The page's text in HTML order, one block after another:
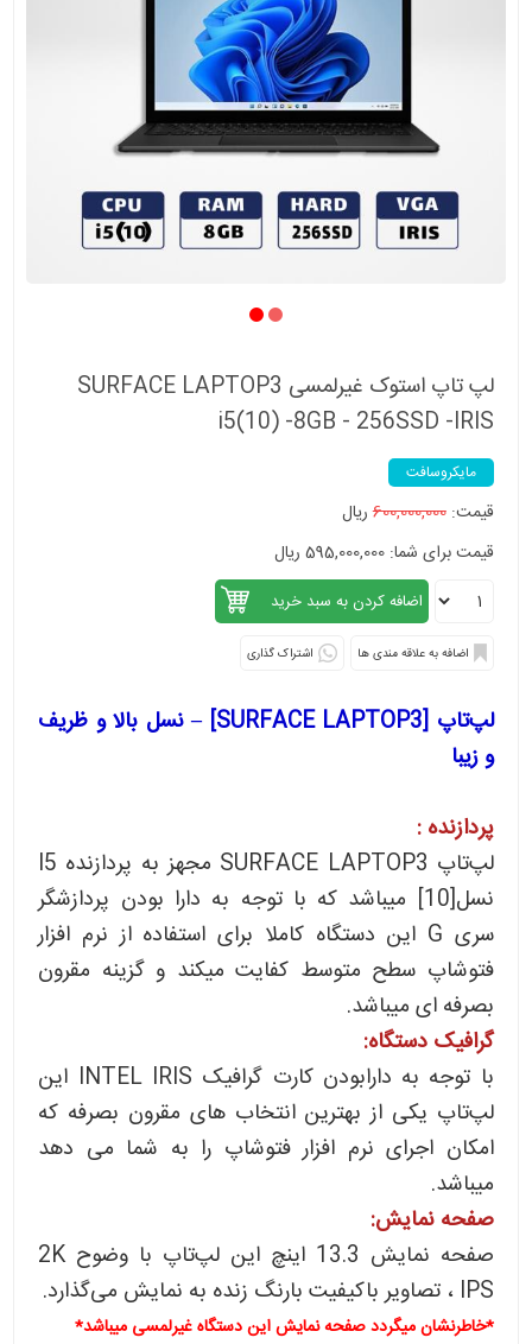
لپ تاپ استوک غیرلمسی SURFACE LAPTOP3
i5(10) -8GB - 256SSD -IRIS
مایکروسافت
قیمت:600,000,000ریال
قیمت برای شما: 595,000,000 ریال
اشتراک گذاری
لپ‌تاپ [SURFACE LAPTOP3] – نسل بالا و ظریف
و زیبا
پردازنده :
لپ‌تاپ SURFACE LAPTOP3 مجهز به پردازنده I5
نسل[10] میباشد که با توجه به دارا بودن پردازشگر
سری G این دستگاه کاملا برای استفاده از نرم افزار
فتوشاپ سطح متوسط کفایت میکند و گزینه مقرون
بصرفه ای میباشد.
گرافیک دستگاه:
با توجه به دارابودن کارت گرافیک INTEL IRIS این
لپ‌تاپ یکی از بهترین انتخاب های مقرون بصرفه که
امکان اجرای نرم افزار فتوشاپ را به شما می دهد
میباشد.
صفحه نمایش:
صفحه نمایش 13.3 اینچ این لپ‌تاپ با وضوح 2K
IPS ، تصاویر باکیفیت بارنگ زنده به نمایش می‌گذارد.
*خاطرنشان میگردد صفحه نمایش این دستگاه غیرلمسی میباشد*